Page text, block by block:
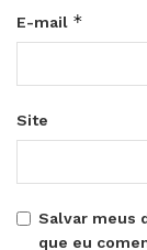
E-mail *
Site
Salvar meus
que eu